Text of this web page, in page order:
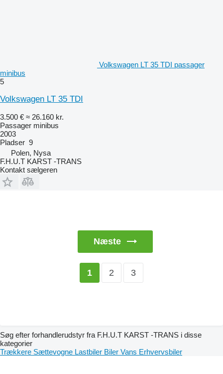
Volkswagen LT 35 TDI passager
minibus
5
Volkswagen LT 35 TDI
3.500 € ≈ 26.160 kr.
Passager minibus
2003
Pladser 9
Polen, Nysa
F.H.U.T KARST -TRANS
Kontakt sælgeren
Næste
1 2 3
Søg efter forhandlerudstyr fra F.H.U.T KARST -TRANS i disse
kategorier
Trækkere Sættevogne Lastbiler Biler Vans Erhvervsbiler